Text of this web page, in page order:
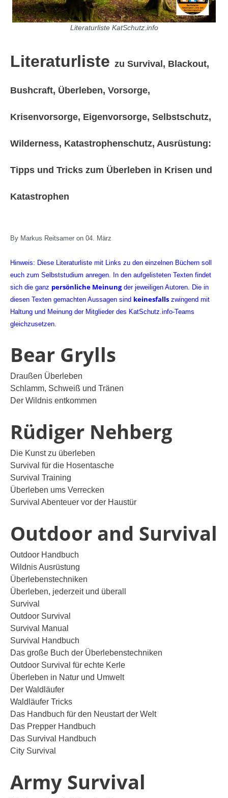
Literaturliste KatSchutz.info
Literaturliste zu Survival, Blackout,
Bushcraft, Überleben, Vorsorge,
Krisenvorsorge, Eigenvorsorge, Selbstschutz,
Wilderness, Katastrophenschutz, Ausrüstung:
Tipps und Tricks zum Überleben in Krisen und
Katastrophen
By Markus Reitsamer on 04. März
Hinweis: Diese Literaturliste mit Links zu den einzelnen Büchern soll
euch zum Selbststudium anregen. In den aufgelisteten Texten findet
sich die ganz persönliche Meinungder jeweiligen Autoren. Die in
diesen Texten gemachten Aussagen sind keinesfalls zwingend mit
Haltung und Meinung der Mitglieder des KatSchutz.info-Teams
gleichzusetzen.
Bear Grylls
Draußen Überleben
Schlamm, Schweiß und Tränen
Der Wildnis entkommen
Rüdiger Nehberg
Die Kunst zu überleben
Survival für die Hosentasche
Survival Training
Überleben ums Verrecken
Survival Abenteuer vor der Haustür
Outdoor and Survival
Outdoor Handbuch
Wildnis Ausrüstung
Überlebenstechniken
Überleben, jederzeit und überall
Survival
Outdoor Survival
Survival Manual
Survival Handbuch
Das große Buch der Überlebenstechniken
Outdoor Survival für echte Kerle
Überleben in Natur und Umwelt
Der Waldläufer
Waldläufer Tricks
Das Handbuch für den Neustart der Welt
Das Prepper Handbuch
Das Survival Handbuch
City Survival
Army Survival